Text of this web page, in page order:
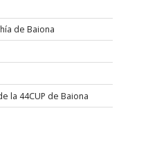
de Baiona
la 44CUP de Baiona